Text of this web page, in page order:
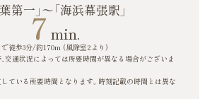
第一」〜「海浜幕張駅」
7 min.
で徒歩3分/約170m (風除室2より)
交通状況によっては所要時間が異なる場合がございま
ている所要時間となります。時刻記載の時間とは異な